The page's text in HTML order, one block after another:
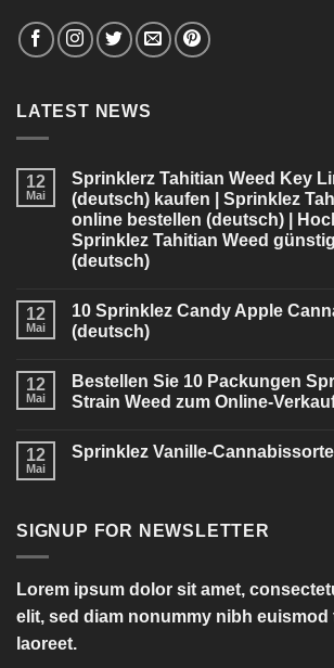
LATEST NEWS
12
Mai
Sprinklerz Tahitian Weed Key
(deutsch) kaufen | Sprinklez
online bestellen (deutsch) |
Sprinklez Tahitian Weed
(deutsch)
12
Mai
10 Sprinklez Candy Apple
(deutsch)
12
Mai
Bestellen Sie 10 Packungen
Strain Weed zum Online-
12
Mai
Sprinklez Vanille-
SIGNUP FOR NEWSLETTER
Lorem ipsum dolor sit amet,
elit, sed diam nonummy nibh
laoreet.